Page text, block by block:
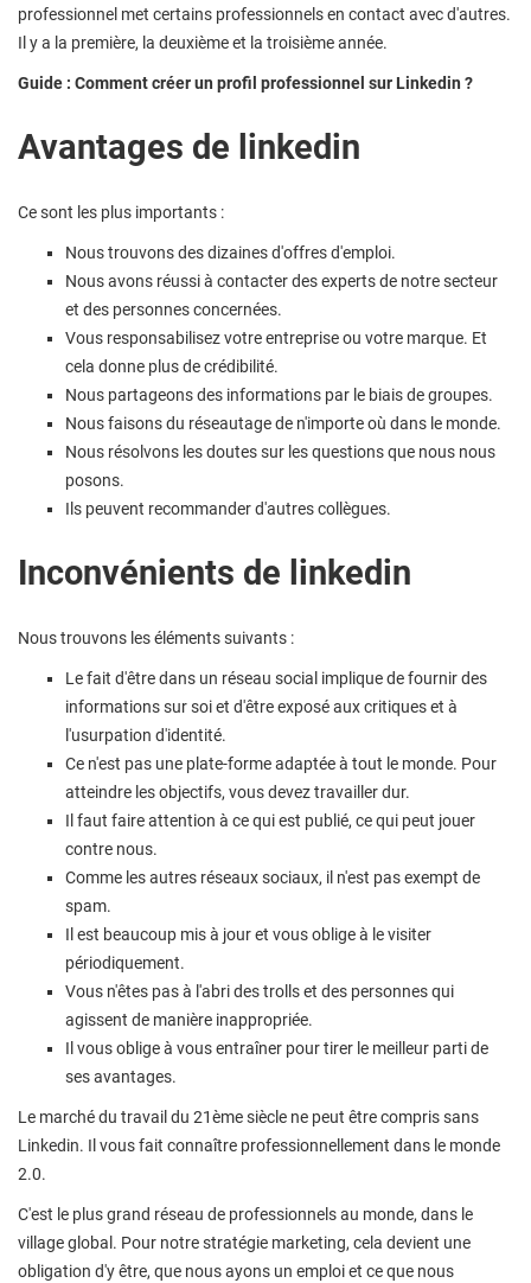
professionnel met certains professionnels en contact avec d'autres.
Il y a la première, la deuxième et la troisième année.
Guide : Comment créer un profil professionnel sur Linkedin ?
Avantages de linkedin
Ce sont les plus importants :
Nous trouvons des dizaines d'offres d'emploi.
Nous avons réussi à contacter des experts de notre secteur
et des personnes concernées.
Vous responsabilisez votre entreprise ou votre marque. Et
cela donne plus de crédibilité.
Nous partageons des informations par le biais de groupes.
Nous faisons du réseautage de n'importe où dans le monde.
Nous résolvons les doutes sur les questions que nous nous
posons.
Ils peuvent recommander d'autres collègues.
Inconvénients de linkedin
Nous trouvons les éléments suivants :
Le fait d'être dans un réseau social implique de fournir des
informations sur soi et d'être exposé aux critiques et à
l'usurpation d'identité.
Ce n'est pas une plate-forme adaptée à tout le monde. Pour
atteindre les objectifs, vous devez travailler dur.
Il faut faire attention à ce qui est publié, ce qui peut jouer
contre nous.
Comme les autres réseaux sociaux, il n'est pas exempt de
spam.
Il est beaucoup mis à jour et vous oblige à le visiter
périodiquement.
Vous n'êtes pas à l'abri des trolls et des personnes qui
agissent de manière inappropriée.
Il vous oblige à vous entraîner pour tirer le meilleur parti de
ses avantages.
Le marché du travail du 21ème siècle ne peut être compris sans
Linkedin. Il vous fait connaître professionnellement dans le monde
2.0.
C'est le plus grand réseau de professionnels au monde, dans le
village global. Pour notre stratégie marketing, cela devient une
obligation d'y être, que nous ayons un emploi et ce que nous